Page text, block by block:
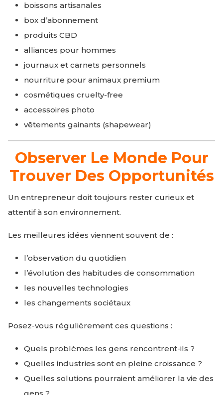
boissons artisanales
box d’abonnement
produits CBD
alliances pour hommes
journaux et carnets personnels
nourriture pour animaux premium
cosmétiques cruelty-free
accessoires photo
vêtements gainants (shapewear)
Observer Le Monde Pour
Trouver Des Opportunités
Un entrepreneur doit toujours rester curieux et
attentif à son environnement.
Les meilleures idées viennent souvent de :
l’observation du quotidien
l’évolution des habitudes de consommation
les nouvelles technologies
les changements sociétaux
Posez-vous régulièrement ces questions :
Quels problèmes les gens rencontrent-ils ?
Quelles industries sont en pleine croissance ?
Quelles solutions pourraient améliorer la vie des